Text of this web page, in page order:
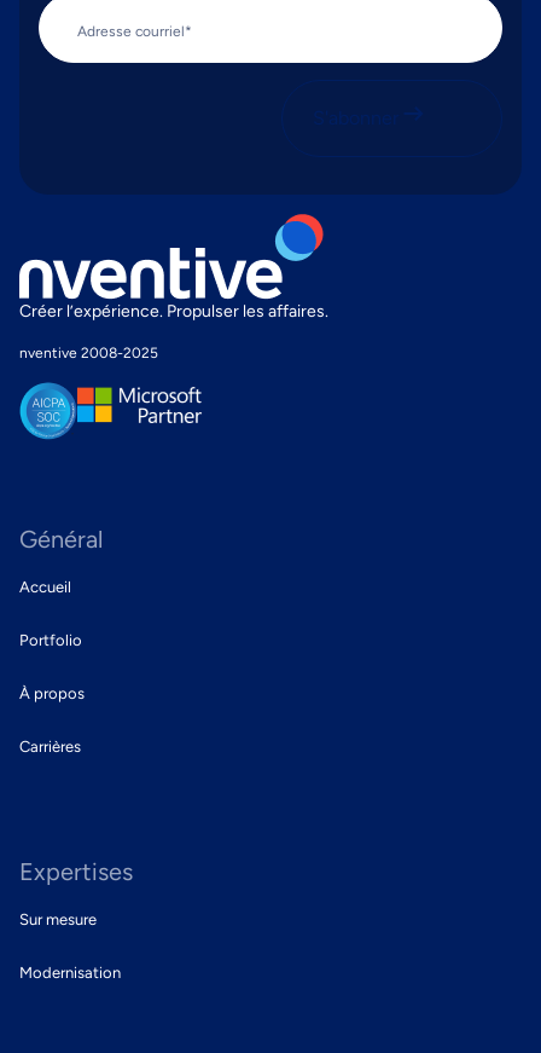
Adresse courriel*
Créer l’expérience. Propulser les affaires.
nventive 2008-2025
Général
Accueil
Portfolio
À propos
Carrières
Expertises
Sur mesure
Modernisation